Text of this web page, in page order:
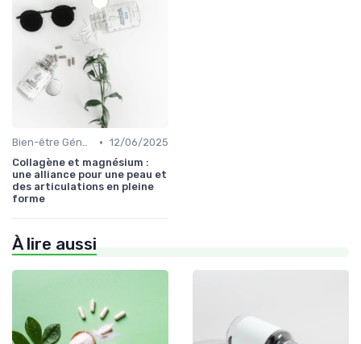
Bien-être Général • 12/06/2025
Collagène et magnésium :
une alliance pour une peau et
des articulations en pleine
forme
À lire aussi